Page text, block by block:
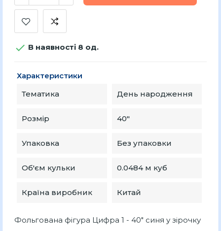
 В наявності 8 од.
Характеристики
Тематика
День народження
Розмір 40"
Упаковка Без упаковки
Об'єм кульки 0.0484 м куб
Країна виробник Китай
Фольгована фігура Цифра 1 - 40" синя у зірочку